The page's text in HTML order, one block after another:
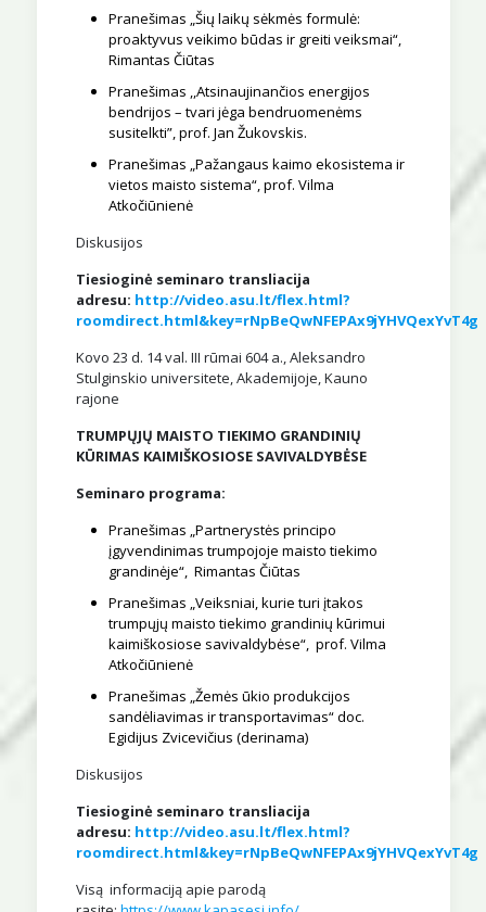
Pranešimas „Šių laikų sėkmės formulė:
proaktyvus veikimo būdas ir greiti veiksmai“,
Rimantas Čiūtas
Pranešimas ,,Atsinaujinančios energijos
bendrijos – tvari jėga bendruomenėms
susitelkti”, prof. Jan Žukovskis.
Pranešimas „Pažangaus kaimo ekosistema ir
vietos maisto sistema“, prof. Vilma
Atkočiūnienė
Diskusijos
Tiesioginė seminaro transliacija
adresu: http://video.asu.lt/flex.html?
roomdirect.html&key=rNpBeQwNFEPAx9jYHVQexYvT4g
Kovo 23 d. 14 val. III rūmai 604 a., Aleksandro
Stulginskio universitete, Akademijoje, Kauno
rajone
TRUMPŲJŲ MAISTO TIEKIMO GRANDINIŲ
KŪRIMAS KAIMIŠKOSIOSE SAVIVALDYBĖSE
Seminaro programa:
Pranešimas „Partnerystės principo
įgyvendinimas trumpojoje maisto tiekimo
grandinėje“, Rimantas Čiūtas
Pranešimas „Veiksniai, kurie turi įtakos
trumpųjų maisto tiekimo grandinių kūrimui
kaimiškosiose savivaldybėse“, prof. Vilma
Atkočiūnienė
Pranešimas „Žemės ūkio produkcijos
sandėliavimas ir transportavimas“ doc.
Egidijus Zvicevičius (derinama)
Diskusijos
Tiesioginė seminaro transliacija
adresu: http://video.asu.lt/flex.html?
roomdirect.html&key=rNpBeQwNFEPAx9jYHVQexYvT4g
Visą informaciją apie parodą